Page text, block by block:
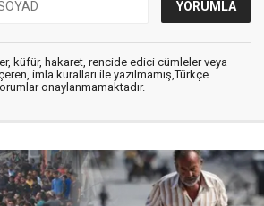
küfür, hakaret, rencide edici cümleler veya
imla kuralları ile yazılmamış,Türkçe
onaylanmamaktadır.